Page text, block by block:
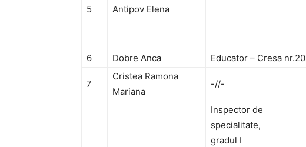
5 Antipov Elena
6
Dobre Anca Educator – Cresa nr.20
7
Cristea Ramona
Mariana
-//-
Inspector de
specialitate,
gradul I